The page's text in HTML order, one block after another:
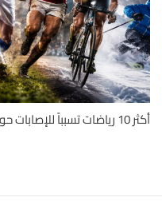
أكثر 10 رياضات تسبباً للإصابات حول العالم